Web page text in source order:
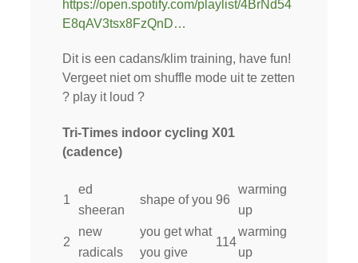
https://open.spotify.com/playlist/4BrNd54
E8qAV3tsx8FzQnD…
Dit is een cadans/klim training, have fun!
Vergeet niet om shuffle mode uit te zetten
? play it loud ?
Tri-Times indoor cycling X01
(cadence)
1
ed
sheeran
shape of you 96
warming
up
2
new
radicals
you get what
you give
114
warming
up